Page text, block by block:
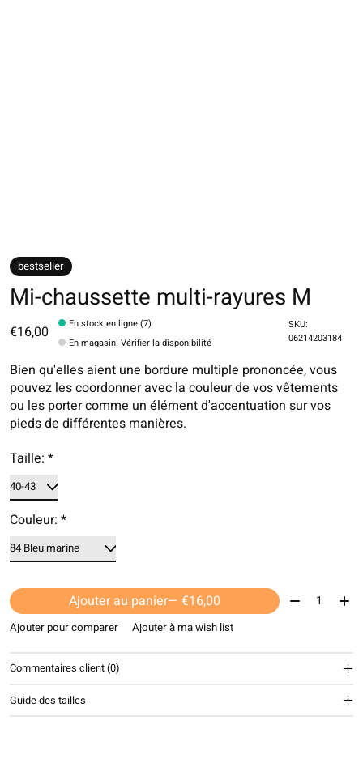
bestseller
Mi-chaussette multi-rayures M
€16,00
En stock en ligne (7)
En magasin:Vérifier la disponibilité
SKU:
06214203184
Bien qu'elles aient une bordure multiple prononcée, vous
pouvez les coordonner avec la couleur de vos vêtements
ou les porter comme un élément d'accentuation sur vos
pieds de différentes manières.
Taille: *
Couleur: *
Ajouter au panier — €16,00 Quantité:
Ajouter pour comparer Ajouter à ma wish list
Commentaires client (0)
Guide des tailles